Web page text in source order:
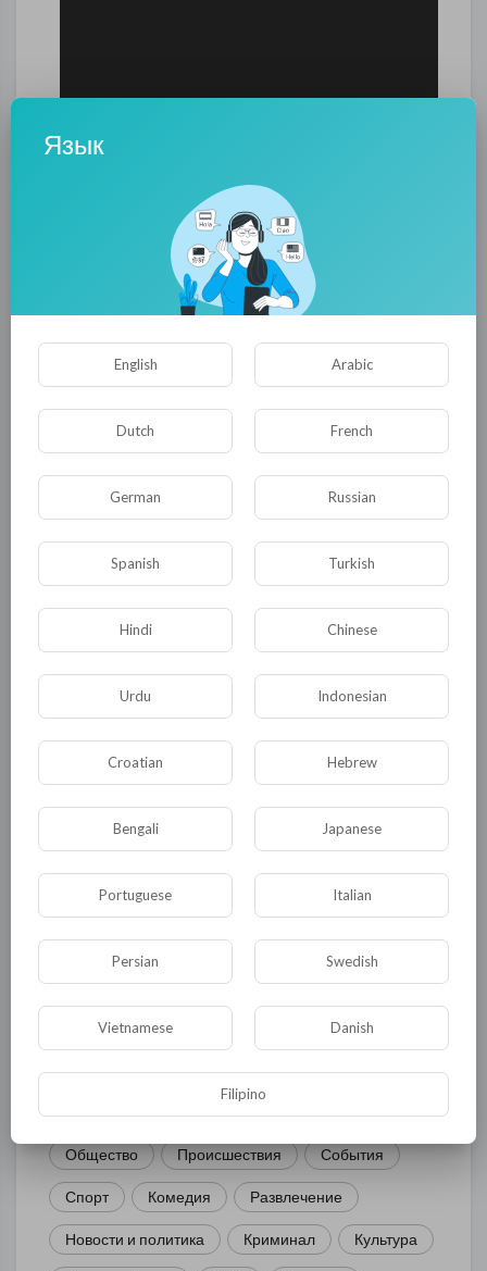
0 0 • 0 Комментарии
Опубликовать
Комментариев нет
Общая Политика В мире
Общество Происшествия События
Спорт Комедия Развлечение
Новости и политика Криминал Культура
Язык
English Arabic
Dutch French
German Russian
Spanish Turkish
Hindi Chinese
Urdu Indonesian
Croatian Hebrew
Bengali Japanese
Portuguese Italian
Persian Swedish
Vietnamese Danish
Filipino